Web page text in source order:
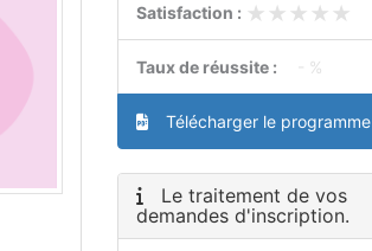
Satisfaction : ★★★★★
★★★★★
Taux de réussite : - %
Télécharger le programme
Le traitement de vos
demandes d'inscription.